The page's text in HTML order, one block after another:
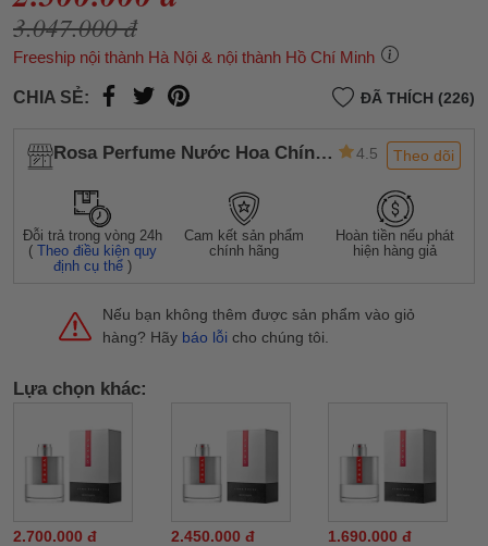
3.047.000 đ
Freeship nội thành Hà Nội & nội thành Hồ Chí Minh
CHIA SẺ: ĐÃ THÍCH (226)
Rosa Perfume Nước Hoa Chính
4.5 Theo dõi
Đỗi trả trong vòng 24h
(Theo điều kiện quy
định cụ thể )
Cam kết sản phẩm
chính hãng
Hoàn tiền nếu phát
hiện hàng giả
Nếu bạn không thêm được sản phẩm vào giỏ
hàng? Hãy báo lỗi cho chúng tôi.
Lựa chọn khác:
2.700.000 đ 2.450.000 đ 1.690.000 đ